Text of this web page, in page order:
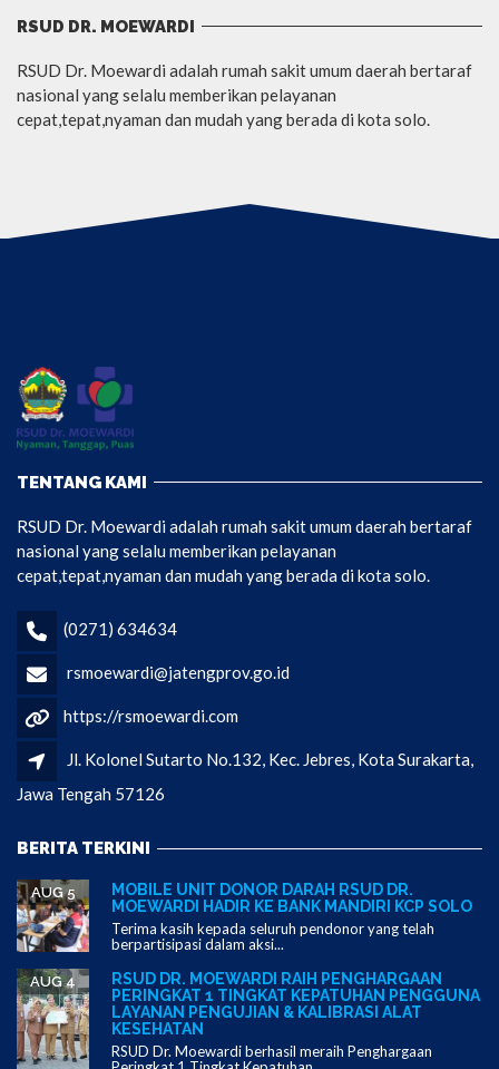
RSUD DR. MOEWARDI
RSUD Dr. Moewardi adalah rumah sakit umum daerah bertaraf
nasional yang selalu memberikan pelayanan
cepat,tepat,nyaman dan mudah yang berada di kota solo.
TENTANG KAMI
RSUD Dr. Moewardi adalah rumah sakit umum daerah bertaraf
nasional yang selalu memberikan pelayanan
cepat,tepat,nyaman dan mudah yang berada di kota solo.
(0271) 634634
rsmoewardi@jatengprov.go.id
https://rsmoewardi.com
Jl. Kolonel Sutarto No.132, Kec. Jebres, Kota Surakarta,
Jawa Tengah 57126
BERITA TERKINI
MOBILE UNIT DONOR DARAH RSUD DR.
MOEWARDI HADIR KE BANK MANDIRI KCP SOLO
AUG 5
Terima kasih kepada seluruh pendonor yang telah
berpartisipasi dalam aksi...
RSUD DR. MOEWARDI RAIH PENGHARGAAN
PERINGKAT 1 TINGKAT KEPATUHAN PENGGUNA
LAYANAN PENGUJIAN & KALIBRASI ALAT
KESEHATAN
AUG 4
RSUD Dr. Moewardi berhasil meraih Penghargaan